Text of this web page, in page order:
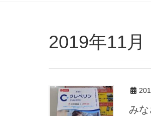
2019年11月
み